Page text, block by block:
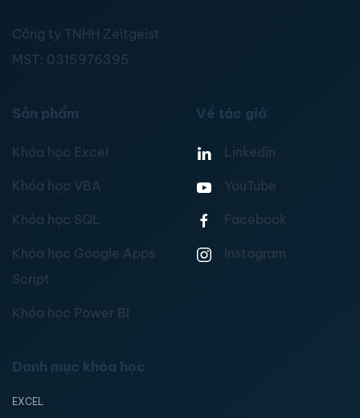
Công ty TNHH Zeitgeist
MST: 0315976395
Sản phẩm
Khóa học Excel
Khóa học VBA
Khóa học SQL
Khóa học Google Apps
Script
Khóa học Power BI
Về tác giả
Linkedin
YouTube
Facebook
Instagram
Danh mục khóa học
EXCEL